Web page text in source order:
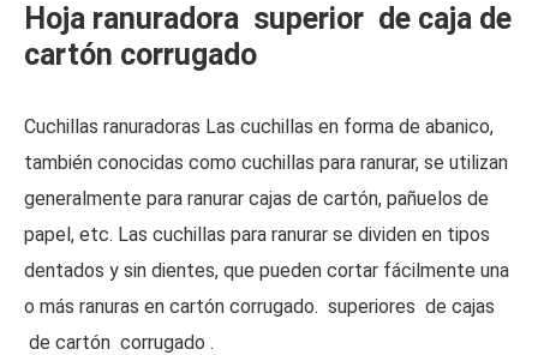
Hoja ranuradora superior de caja de
cartón corrugado
Cuchillas ranuradoras Las cuchillas en forma de abanico,
también conocidas como cuchillas para ranurar, se utilizan
generalmente para ranurar cajas de cartón, pañuelos de
papel, etc. Las cuchillas para ranurar se dividen en tipos
dentados y sin dientes, que pueden cortar fácilmente una
o más ranuras en cartón corrugado. superiores de cajas
de cartón corrugado .